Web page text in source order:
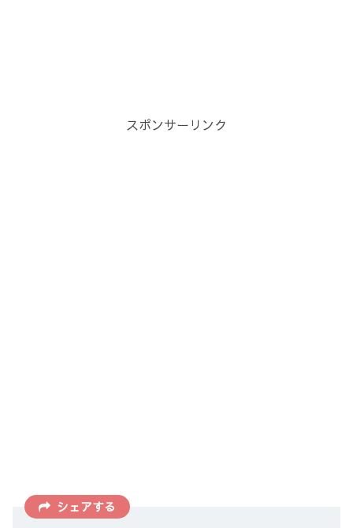
スポンサーリンク
シェアする